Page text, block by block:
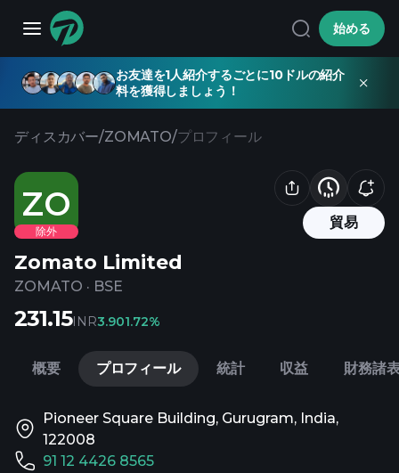
始める
お友達を1人紹介するごとに10ドルの紹介
料を獲得しましょう！
ディスカバー/ZOMATO/プロフィール
ZO
除外
貿易
Zomato Limited
ZOMATO · BSE
231.15INR3.901.72%
概要 プロフィール 統計 収益 財務諸
Pioneer Square Building, Gurugram, India,
122008
91 12 4426 8565